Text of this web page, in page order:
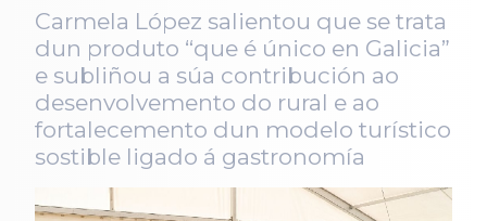
Carmela López salientou que se trata
dun produto “que é único en Galicia”
e subliñou a súa contribución ao
desenvolvemento do rural e ao
fortalecemento dun modelo turístico
sostible ligado á gastronomía